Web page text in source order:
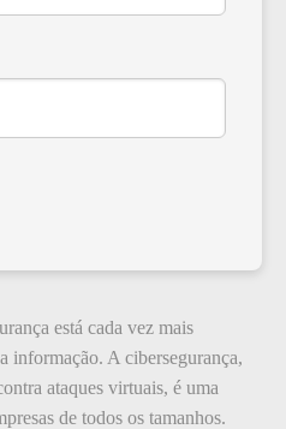
está cada vez mais
informação. A cibersegurança,
ataques virtuais, é uma
de todos os tamanhos.